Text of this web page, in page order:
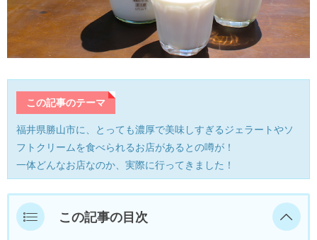
この記事のテーマ
福井県勝山市に、とっても濃厚で美味しすぎるジェラートやソ
フトクリームを食べられるお店があるとの噂が！
一体どんなお店なのか、実際に行ってきました！
この記事の目次
生活・地元ネタ
交通情報
勝山市
坂井市
高浜町
敦賀市
美浜町